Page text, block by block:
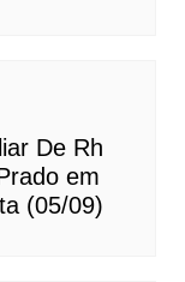
De Rh
em
(05/09)